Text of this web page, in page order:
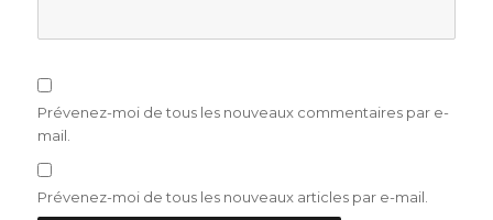
Prévenez-moi de tous les nouveaux commentaires par e-
mail.
Prévenez-moi de tous les nouveaux articles par e-mail.